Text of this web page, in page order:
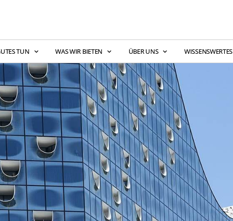
TUN WAS WIR BIETEN ÜBER UNS WISSENSWERTES